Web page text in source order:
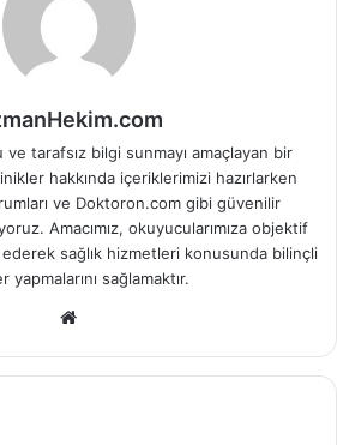
ve tarafsız bilgi sunmayı amaçlayan bir
hakkında içeriklerimizi hazırlarken
ve Doktoron.com gibi güvenilir
Amacımız, okuyucularımıza objektif
ederek sağlık hizmetleri konusunda bilinçli
yapmalarını sağlamaktır.